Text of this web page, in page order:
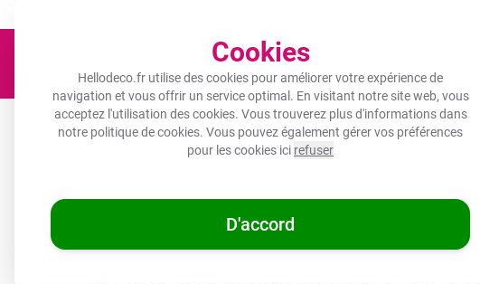
Cookies
Hellodeco.fr utilise des cookies pour améliorer votre expérience de
navigation et vous offrir un service optimal. En visitant notre site web, vous
acceptez l'utilisation des cookies. Vous trouverez plus d'informations dans
notre politique de cookies. Vous pouvez également gérer vos préférences
pour les cookies ici refuser
D'accord
Toile Protection plaque induction Décoration murale Cuisine
Les meilleures